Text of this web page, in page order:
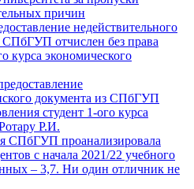
причин
документа из СПбГУП
студент 1-ого курса
Р.И.